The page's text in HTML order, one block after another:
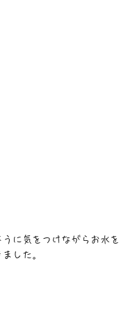
に気をつけながらお水を
した。